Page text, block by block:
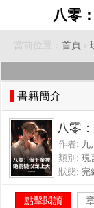
八零
當前位置： 首頁 ›
書籍簡介
八零
作者: 九
類別: 現
狀態: 完
點擊閱讀